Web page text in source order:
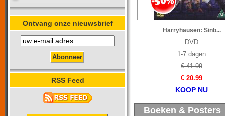
Harryhausen: Sinb...
DVD
1-7 dagen
€ 41.99
€ 20.99
KOOP NU
Boeken & Posters
Ontvang onze nieuwsbrief
RSS Feed